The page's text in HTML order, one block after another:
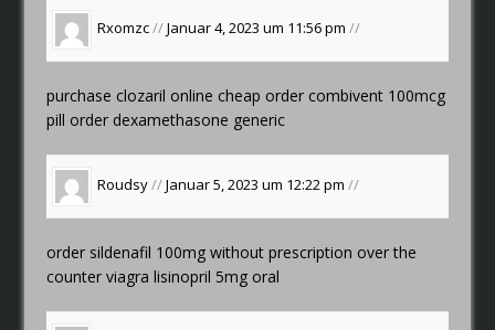
Rxomzc//Januar 4, 2023 um 11:56 pm//
purchase clozaril online cheaporder combivent 100mcg
pill order dexamethasone generic
Roudsy//Januar 5, 2023 um 12:22 pm//
order sildenafil 100mg without prescriptionover the
counter viagra lisinopril 5mg oral